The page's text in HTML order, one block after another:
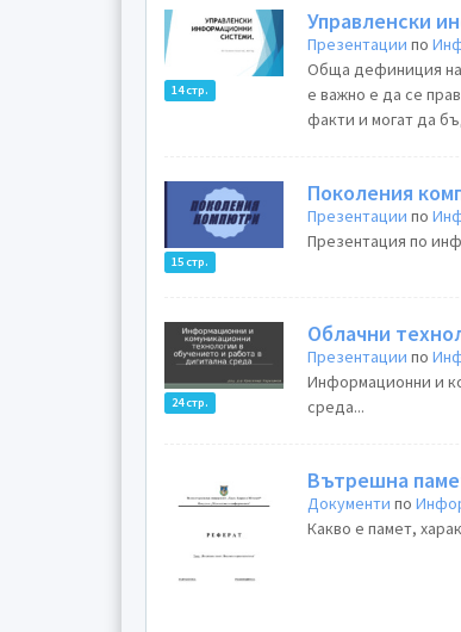
14 стр.
Управленски
Презентации по
Обща дефиниция на
е важно е да се
факти и могат да
15 стр.
Поколения
Презентации по
Презентация по
24 стр.
Облачни
Презентации по
Информационни и
среда...
Вътрешна
Документи по
Какво е памет,